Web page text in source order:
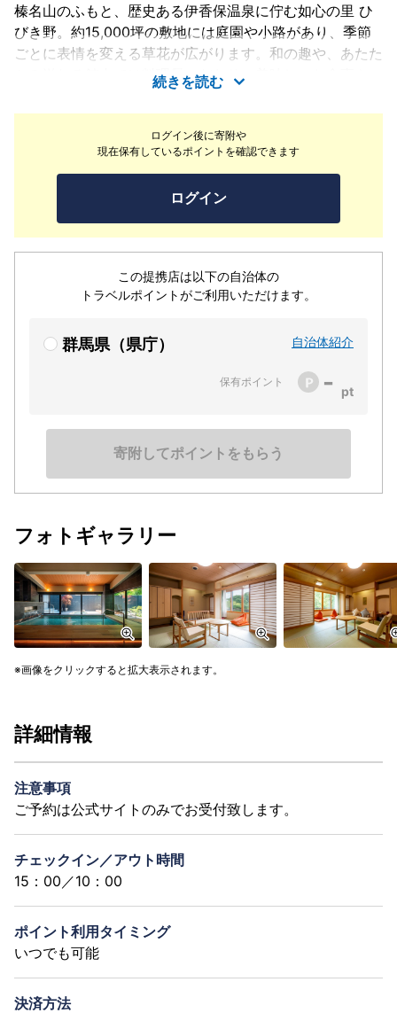
ログイン後に寄附や
現在保有しているポイントを確認できます
ログイン
この提携店は以下の自治体の
トラベルポイントがご利用いただけます。
群馬県（県庁） 自治体紹介
保有ポイント -
寄附してポイントをもらう
榛名山のふもと、歴史ある伊香保温泉に佇む如心の里 ひ
びき野。約15,000坪の敷地には庭園や小路があり、季節
ごとに表情を変える草花が広がります。和の趣や、あたた
かみ溢れる館内では料理長こだわりの美味しいお食事や、
伊香保温泉が誇る2つの源泉「黄金の湯」、「白銀の湯」
をどうぞご満喫ください。皆さまのご滞在が心地良く、心
からお寛ぎいただけるよう心を込めておもてなしいたしま
続きを読む
フォトギャラリー
画像をクリックすると拡大表示されます。
詳細情報
注意事項
ご予約は公式サイトのみでお受付致します。
チェックイン／アウト時間
15：00／10：00
ポイント利用タイミング
いつでも可能
決済方法